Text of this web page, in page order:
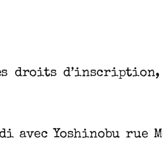
droits
avec Yoshinobu rue